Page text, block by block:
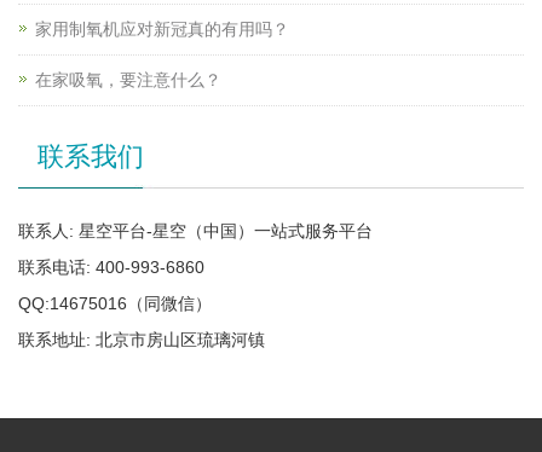
家用制氧机应对新冠真的有用吗？
在家吸氧，要注意什么？
联系我们
联系人: 星空平台-星空（中国）一站式服务平台
联系电话: 400-993-6860
QQ:14675016（同微信）
联系地址: 北京市房山区琉璃河镇